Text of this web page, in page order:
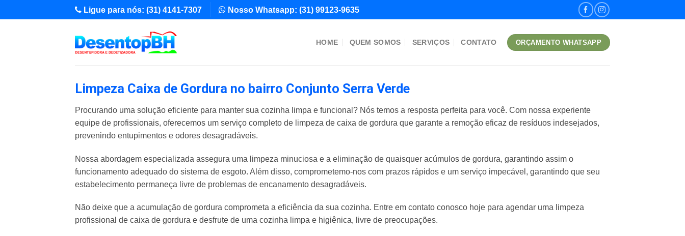
to
Ligue para nós: (31) 4141-7307 Nosso Whatsapp: (31) 99123-9635
HOME QUEM SOMOS SERVIÇOS CONTATO ORÇAMENTO WHATSAPP
Limpeza Caixa de Gordura no bairro Conjunto Serra Verde
Procurando uma solução eficiente para manter sua cozinha limpa e funcional? Nós temos a resposta perfeita para você. Com nossa experiente
equipe de profissionais, oferecemos um serviço completo de limpeza de caixa de gordura que garante a remoção eficaz de resíduos indesejados,
prevenindo entupimentos e odores desagradáveis.
Nossa abordagem especializada assegura uma limpeza minuciosa e a eliminação de quaisquer acúmulos de gordura, garantindo assim o
funcionamento adequado do sistema de esgoto. Além disso, comprometemo-nos com prazos rápidos e um serviço impecável, garantindo que seu
estabelecimento permaneça livre de problemas de encanamento desagradáveis.
Não deixe que a acumulação de gordura comprometa a eficiência da sua cozinha. Entre em contato conosco hoje para agendar uma limpeza
profissional de caixa de gordura e desfrute de uma cozinha limpa e higiênica, livre de preocupações.